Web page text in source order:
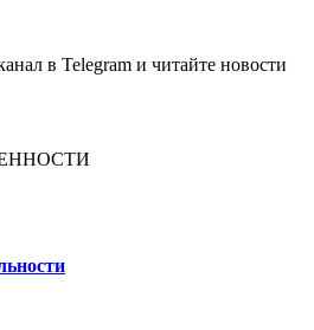
в Telegram и читайте новости